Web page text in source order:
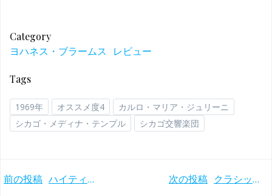
Category
ヨハネス・ブラームス レビュー
Tags
1969年 オススメ度4
カルロ・マリア・ジュリーニ
シカゴ・メディナ・テンプル
シカゴ交響楽団
Post
前の投稿 ハイティンク3度目のブラームス交響曲全集 重厚感や情熱とは距離を置く意外な演奏 ロンドン響(2003-04年)
Post次の投稿 クラシック音楽のオススメを本で読む〜百田尚樹著『至高の音楽』